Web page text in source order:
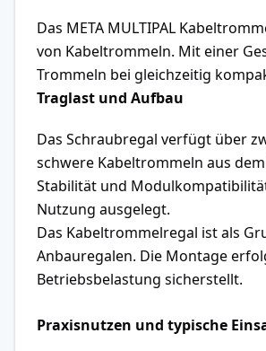
Das META MULTIPAL
von Kabeltrommeln. Mit einer
Trommeln bei gleichzeitig
Traglast und Aufbau
Das Schraubregal verfügt über
schwere Kabeltrommeln aus
Stabilität und
Nutzung ausgelegt.
Das Kabeltrommelregal ist als
Anbauregalen. Die Montage
Betriebsbelastung sicherstellt.
Praxisnutzen und typische